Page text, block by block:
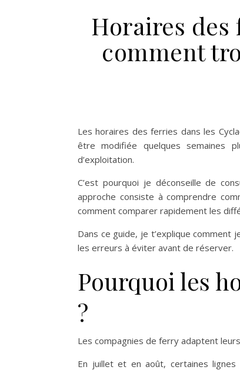
Horaires des
comment
Les horaires des ferries dans les
être modifiée quelques semaines
d’exploitation.
C’est pourquoi je déconseille de
approche consiste à comprendre
comment comparer rapidement les
Dans ce guide, je t’explique comment
les erreurs à éviter avant de réserver.
Pourquoi les
?
Les compagnies de ferry adaptent
En juillet et en août, certaines